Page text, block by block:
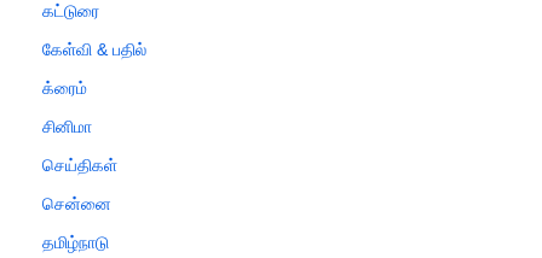
கட்டுரை
கேள்வி & பதில்
க்ரைம்
சினிமா
செய்திகள்
சென்னை
தமிழ்நாடு